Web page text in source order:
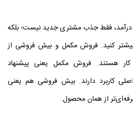
درآمد، فقط جذب مشتری جدید نیست؛ بلکه
کنید. فروش مکمل و بیش‌ فروشی از
هستند. فروش مکمل یعنی پیشنهاد
کاربرد دارند. بیش‌ فروشی هم یعنی
از همان محصول.